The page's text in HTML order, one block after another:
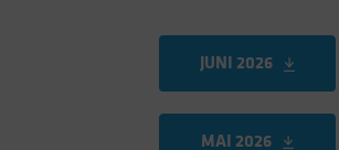
JUNI 2026
MAI 2026